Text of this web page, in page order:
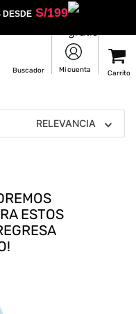
DESDES/199
RELEVANCIA